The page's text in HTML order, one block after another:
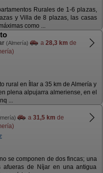
Rurales de 1-6 plazas,
y Villa de 8 plazas, las casas
como ...
(Almería) a 28,3 km de
rural en Íllar a 35 km de Almería y
plena alpujarra almeriense, en el
...
a 31,5 km de
se componen de dos fincas; una
de Níjar en una antigua